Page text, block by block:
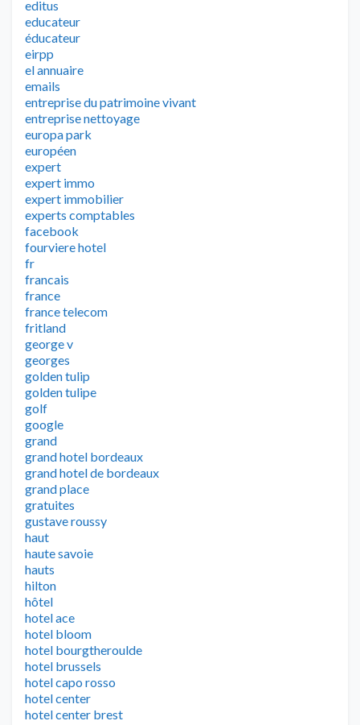
editus
educateur
éducateur
eirpp
el annuaire
emails
entreprise du patrimoine vivant
entreprise nettoyage
europa park
européen
expert
expert immo
expert immobilier
experts comptables
facebook
fourviere hotel
fr
francais
france
france telecom
fritland
george v
georges
golden tulip
golden tulipe
golf
google
grand
grand hotel bordeaux
grand hotel de bordeaux
grand place
gratuites
gustave roussy
haut
haute savoie
hauts
hilton
hôtel
hotel ace
hotel bloom
hotel bourgtheroulde
hotel brussels
hotel capo rosso
hotel center
hotel center brest